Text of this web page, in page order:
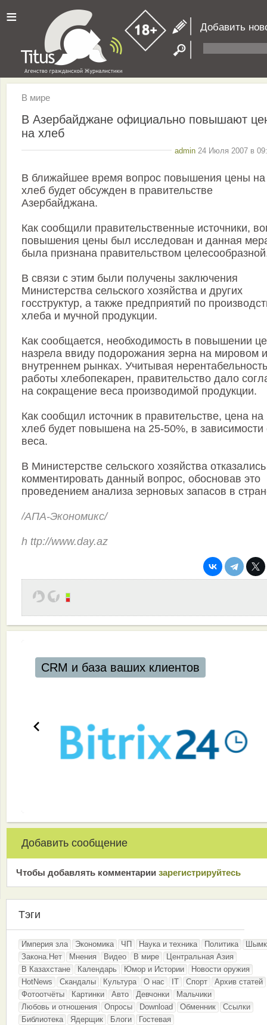
≡ Добавить
В мире
В Азербайджане официально повышают
на хлеб
admin 24 Июля 2007 в
В ближайшее время вопрос повышения цены на
хлеб будет обсужден в правительстве
Азербайджана.
Как сообщили правительственные источники,
повышения цены был исследован и данная
была признана правительством
В связи с этим были получены заключения
Министерства сельского хозяйства и других
госструктур, а также предприятий по
хлеба и мучной продукции.
Как сообщается, необходимость в повышении
назрела ввиду подорожания зерна на мировом и
внутреннем рынках. Учитывая нерентабельность
работы хлебопекарен, правительство дало
на сокращение веса производимой продукции.
Как сообщил источник в правительстве, цена на
хлеб будет повышена на 25-50%, в зависимости
веса.
В Министерстве сельского хозяйства отказались
комментировать данный вопрос, обосновав это
проведением анализа зерновых запасов в
/АПА-Экономикс/
h ttp://www.day.az
CRM и база ваших клиентов
Добавить сообщение
Чтобы добавлять комментарии зарeгиcтрирyйтeсь
Тэги
Империя зла Экономика ЧП Наука и техника Политика
Закона.Нет
Мнения Видео В мире
Центральная Азия
В Казахстане
Календарь Юмор и Истории
Новости оружия
HotNews
Скандалы Культура О нас IT Спорт
Архив статей
Фотоотчёты
Картинки Авто Девчонки
Мальчики
Любовь и отношения
Опросы Download Обменник
Ссылки
Библиотека
Ядерщик Блоги Гостевая